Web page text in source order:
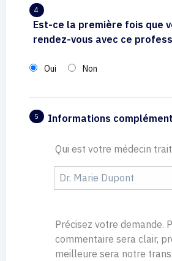
4
Est-ce la première fois que
rendez-vous avec ce
Oui Non
5 Informations
Qui est votre médecin
Précisez votre demande.
commentaire sera clair,
meilleure sera notre